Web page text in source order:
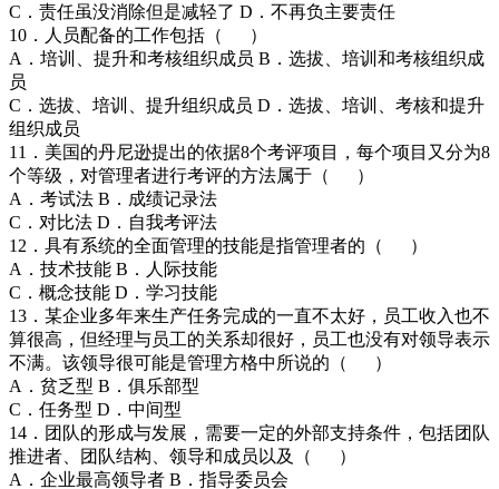
C．责任虽没消除但是减轻了 D．不再负主要责任
10．人员配备的工作包括（ ）
A．培训、提升和考核组织成员 B．选拔、培训和考核组织成
员
C．选拔、培训、提升组织成员 D．选拔、培训、考核和提升
组织成员
11．美国的丹尼逊提出的依据8个考评项目，每个项目又分为8
个等级，对管理者进行考评的方法属于（ ）
A．考试法 B．成绩记录法
C．对比法 D．自我考评法
12．具有系统的全面管理的技能是指管理者的（ ）
A．技术技能 B．人际技能
C．概念技能 D．学习技能
13．某企业多年来生产任务完成的一直不太好，员工收入也不
算很高，但经理与员工的关系却很好，员工也没有对领导表示
不满。该领导很可能是管理方格中所说的（ ）
A．贫乏型 B．俱乐部型
C．任务型 D．中间型
14．团队的形成与发展，需要一定的外部支持条件，包括团队
推进者、团队结构、领导和成员以及（ ）
A．企业最高领导者 B．指导委员会